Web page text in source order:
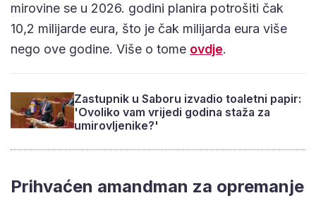
mirovine se u 2026. godini planira potrošiti čak
10,2 milijarde eura, što je čak milijarda eura više
nego ove godine. Više o tome ovdje.
Zastupnik u Saboru izvadio toaletni papir:
'Ovoliko vam vrijedi godina staža za
umirovljenike?'
Prihvaćen amandman za opremanje